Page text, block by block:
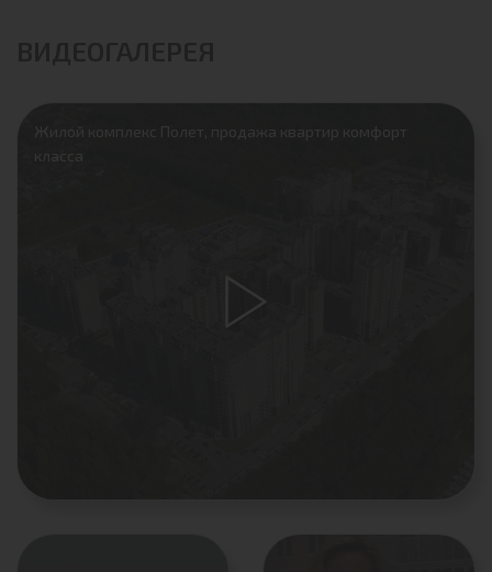
Жилой комплекс Полет, продажа квартир комфорт
класса